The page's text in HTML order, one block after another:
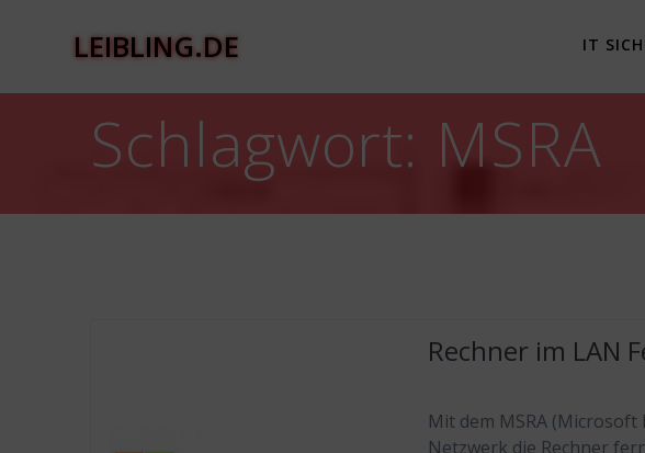
LEIBLING.DE IT
Schlagwort: MSRA
Rechner im LAN
Mit dem MSRA
Netzwerk die Rechner